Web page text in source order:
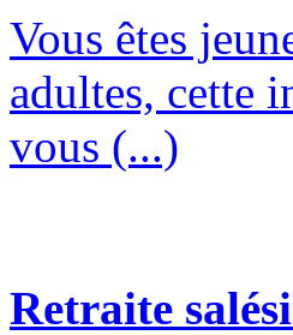
Vous êtes
adultes, cette
vous (...)
Retraite